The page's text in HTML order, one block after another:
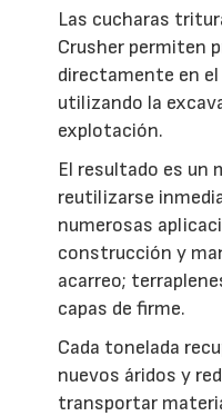
Las cucharas
Crusher permiten
directamente en
utilizando la
explotación.
El resultado es un
reutilizarse
numerosas
construcción y
acarreo;
capas de firme.
Cada tonelada
nuevos áridos y
transportar